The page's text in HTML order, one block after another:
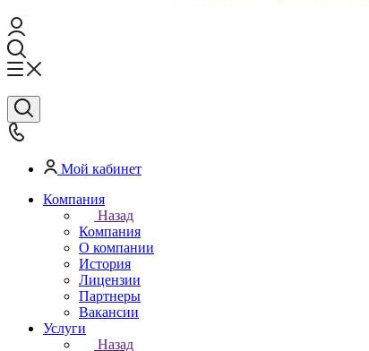
Мой кабинет
Компания
Назад
Компания
О компании
История
Лицензии
Партнеры
Вакансии
Услуги
Назад